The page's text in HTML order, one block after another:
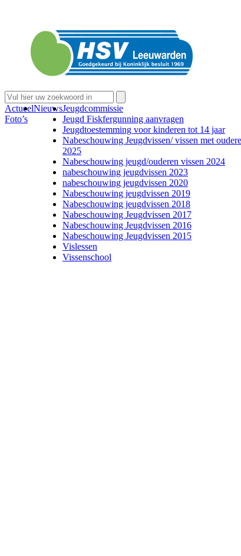
Actueel
Foto’s
NieuwsJeugdcommissie
Jeugd Fiskfergunning aanvragen
Jeugdtoestemming voor kinderen tot 14 jaar
Nabeschouwing Jeugdvissen/ vissen met
2025
Nabeschouwing jeugd/ouderen vissen 2024
nabeschouwing jeugdvissen 2023
nabeschouwing jeugdvissen 2020
Nabeschouwing jeugdvissen 2019
Nabeschouwing jeugdvissen 2018
Nabeschouwing Jeugdvissen 2017
Nabeschouwing Jeugdvissen 2016
Nabeschouwing Jeugdvissen 2015
Vislessen
Vissenschool